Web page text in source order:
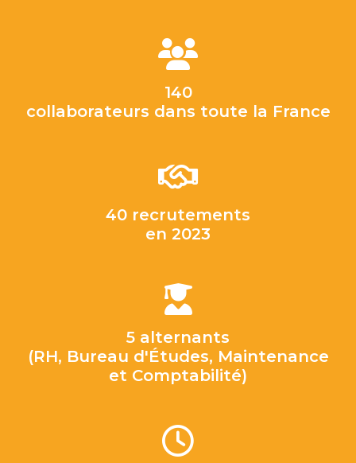
140
collaborateurs dans toute la France
40 recrutements
en 2023
5 alternants
(RH, Bureau d'Études, Maintenance
et Comptabilité)